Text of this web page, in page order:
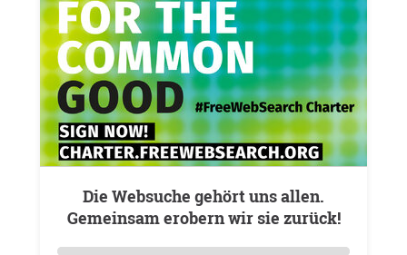
Die Websuche gehört uns allen.
Gemeinsam erobern wir sie zurück!